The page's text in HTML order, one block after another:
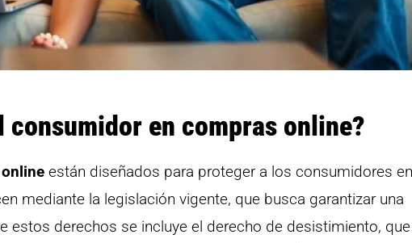
consumidor en compras online?
están diseñados para proteger a los consumidores
mediante la legislación vigente, que busca garantizar una
estos derechos se incluye el derecho de desistimiento, que